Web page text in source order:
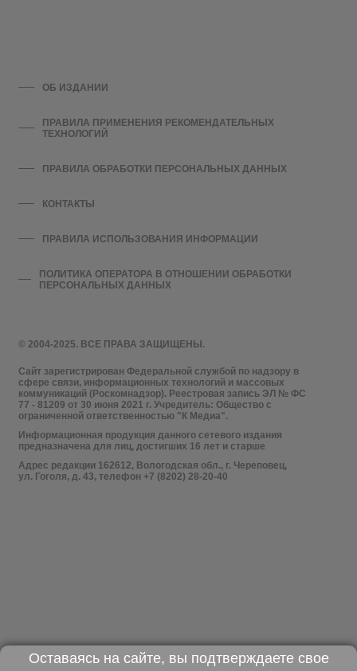
© 2004-2025. ВСЕ ПРАВА ЗАЩИЩЕНЫ.
Сайт зарегистрирован Федеральной службой по надзору в
сфере связи, информационных технологий и массовых
коммуникаций (Роскомнадзор). Реестровая запись ЭЛ № ФС
77 - 81209 от 30 июня 2021 г. Учредитель: Общество с
ограниченной ответственностью "К Медиа".
Информационная продукция данного сетевого издания
предназначена для лиц, достигших 16 лет и старше
Адрес редакции 162612, Вологодская обл., г. Череповец,
ул. Гоголя, д. 43, телефон +7 (8202) 28-20-40
ОБ ИЗДАНИИ
ПРАВИЛА ПРИМЕНЕНИЯ РЕКОМЕНДАТЕЛЬНЫХ
ТЕХНОЛОГИЙ
ПРАВИЛА ОБРАБОТКИ ПЕРСОНАЛЬНЫХ ДАННЫХ
КОНТАКТЫ
ПРАВИЛА ИСПОЛЬЗОВАНИЯ ИНФОРМАЦИИ
ПОЛИТИКА ОПЕРАТОРА В ОТНОШЕНИИ ОБРАБОТКИ
ПЕРСОНАЛЬНЫХ ДАННЫХ
Оставаясь на сайте, вы подтверждаете свое